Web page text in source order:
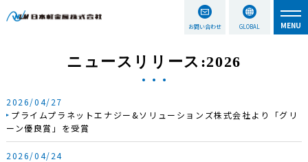
お問い合わせ GLOBAL
ニュースリリース:2026
2026/04/27
プライムプラネットエナジー&ソリューションズ株式会社より「グリ
ーン優良賞」を受賞
2026/04/24